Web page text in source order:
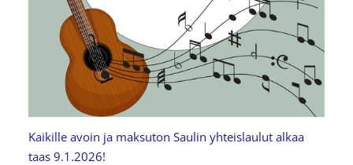
Kaikille avoin ja maksuton Saulin yhteislaulut alkaa
taas 9.1.2026!